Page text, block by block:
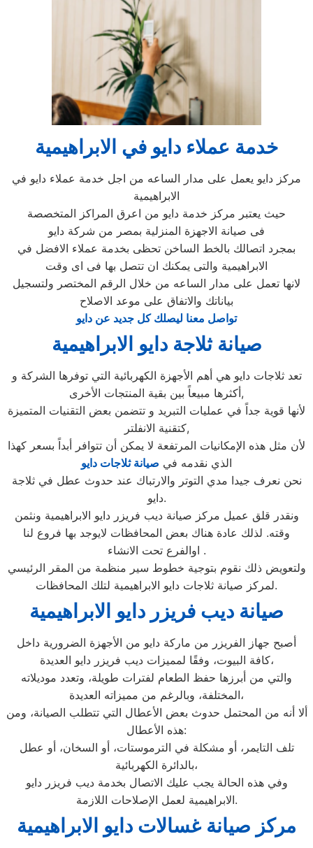
خدمة عملاء دايو في الابراهيمية
مركز دايو يعمل على مدار الساعه من اجل خدمة عملاء دايو في
الابراهيمية
حيث يعتبر مركز خدمة دايو من اعرق المراكز المتخصصة
فى صيانة الاجهزة المنزلية بمصر من شركة دايو
بمجرد اتصالك بالخط الساخن تحظى بخدمة عملاء الافضل في
الابراهيمية والتى يمكنك ان تتصل بها فى اى وقت
لانها تعمل على مدار الساعه من خلال الرقم المختصر ولتسجيل
بياناتك والاتفاق على موعد الاصلاح
تواصل معنا ليصلك كل جديد عن دايو
صيانة ثلاجة دايو الابراهيمية
تعد ثلاجات دايو هي أهم الأجهزة الكهربائية التي توفرها الشركة و
أكثرها مبيعاً بين بقية المنتجات الأخرى,
لأنها قوية جداً في عمليات التبريد و تتضمن بعض التقنيات المتميزة
كتقنية الانفلتر,
لأن مثل هذه الإمكانيات المرتفعة لا يمكن أن تتوافر أبداً بسعر كهذا
الذي نقدمه في صيانة ثلاجات دايو
نحن نعرف جيدا مدي التوتر والارتباك عند حدوث عطل في ثلاجة
دايو.
ونقدر قلق عميل مركز صيانة ديب فريزر دايو الابراهيمية ونثمن
وقته. لذلك عادة هناك بعض المحافظات لايوجد بها فروع لنا
اوالفرع تحت الانشاء .
ولتعويض ذلك نقوم بتوجية خطوط سير منظمة من المقر الرئيسي
لمركز صيانة ثلاجات دايو الابراهيمية لتلك المحافظات.
صيانة ديب فريزر دايو الابراهيمية
أصبح جهاز الفريزر من ماركة دايو من الأجهزة الضرورية داخل
كافة البيوت، وفقًا لمميزات ديب فريزر دايو العديدة،
والتي من أبرزها حفظ الطعام لفترات طويلة، وتعدد موديلاته
المختلفة، وبالرغم من مميزاته العديدة،
ألا أنه من المحتمل حدوث بعض الأعطال التي تتطلب الصيانة، ومن
هذه الأعطال:
تلف التايمر، أو مشكلة في الترموستات، أو السخان، أو عطل
بالدائرة الكهربائية،
وفي هذه الحالة يجب عليك الاتصال بخدمة ديب فريزر دايو
الابراهيمية لعمل الإصلاحات اللازمة.
مركز صيانة غسالات دايو الابراهيمية